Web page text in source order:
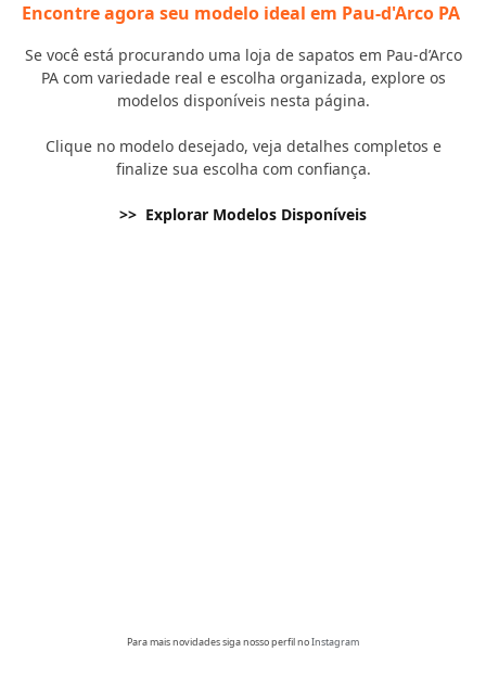
Encontre agora seu modelo ideal em Pau-d'Arco PA
Se você está procurando uma loja de sapatos em Pau-d’Arco
PA com variedade real e escolha organizada, explore os
modelos disponíveis nesta página.
Clique no modelo desejado, veja detalhes completos e
finalize sua escolha com confiança.
>> Explorar Modelos Disponíveis
Para mais novidades siga nosso perfil noInstagram